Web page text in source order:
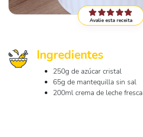
Avalie esta receita
Ingredientes
250g de azúcar cristal
65g de mantequilla sin sal
200ml crema de leche fresca